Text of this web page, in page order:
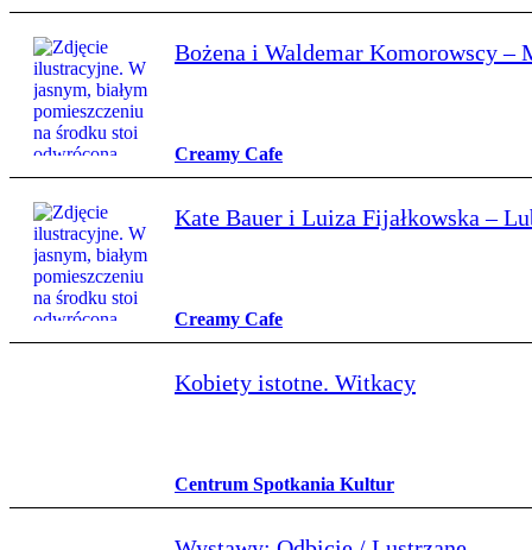
Bożena i Waldemar Komorowscy
Creamy Cafe
Kate Bauer i Luiza Fijałkowska –
Creamy Cafe
Kobiety istotne. Witkacy
Centrum Spotkania Kultur